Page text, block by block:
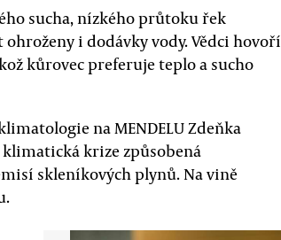
sucha, nízkého průtoku řek
i dodávky vody. Vědci hovoří
kůrovec preferuje teplo a sucho
na MENDELU Zdeňka
krize způsobená
skleníkových plynů. Na vině